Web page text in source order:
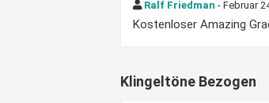
Ralf Friedman - Februar
Kostenloser Amazing
Klingeltöne Bezogen